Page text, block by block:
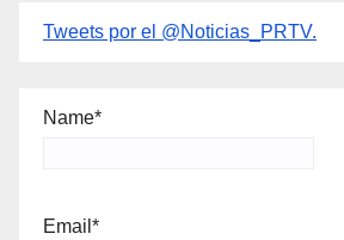
Tweets por el @Noticias_PRTV.
Name*
Email*